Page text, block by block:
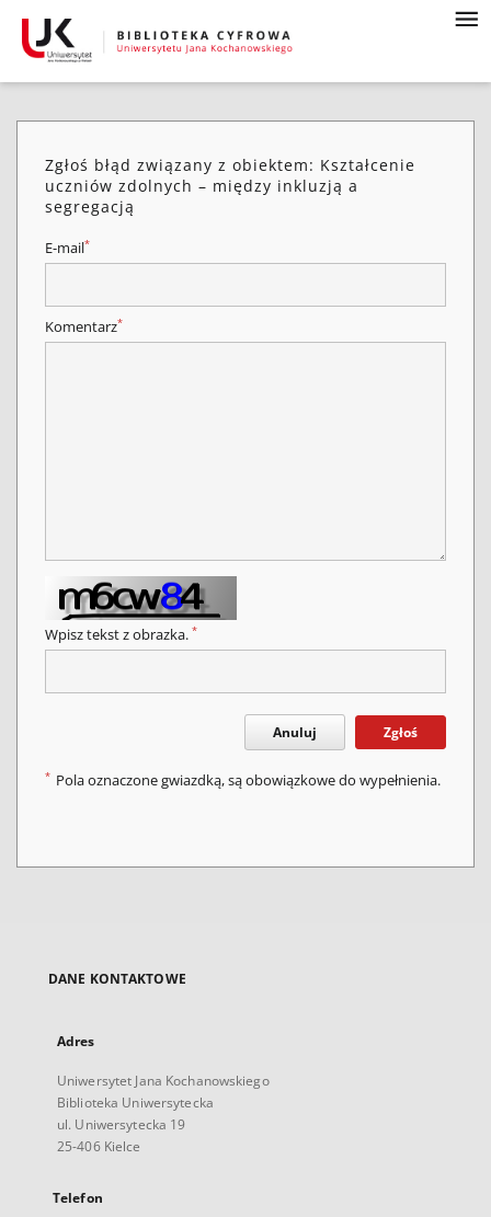
Zgłoś błąd związany z obiektem: Kształcenie
uczniów zdolnych – między inkluzją a
segregacją
E-mail*
Komentarz*
Wpisz tekst z obrazka. *
Anuluj Zgłoś
* Pola oznaczone gwiazdką, są obowiązkowe do wypełnienia.
DANE KONTAKTOWE
Adres
Uniwersytet Jana Kochanowskiego
Biblioteka Uniwersytecka
ul. Uniwersytecka 19
25-406 Kielce
Telefon